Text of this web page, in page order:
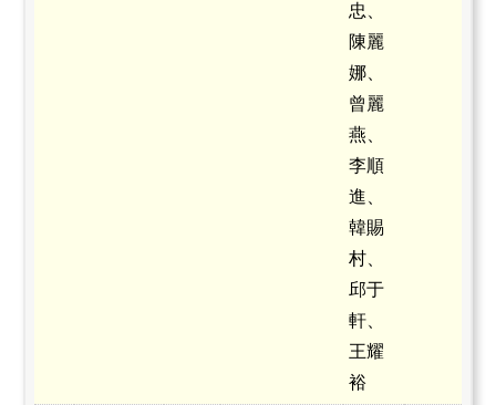
忠、
陳麗
娜、
曾麗
燕、
李順
進、
韓賜
村、
邱于
軒、
王耀
裕